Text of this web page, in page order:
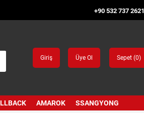
+90 532 737 2621
Giriş Üye Ol Sepet (0)
AMAROK SSANGYONG